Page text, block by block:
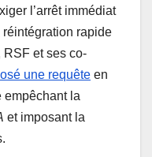
l’arrêt immédiat
réintégration rapide
RSF et ses co-
une requête en
empêchant la
et imposant la